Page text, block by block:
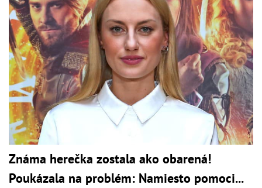
Známa herečka zostala ako obarená!
Poukázala na problém: Namiesto pomoci...